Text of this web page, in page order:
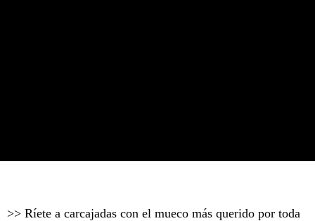
>> Ríete a carcajadas con el mueco más querido por toda